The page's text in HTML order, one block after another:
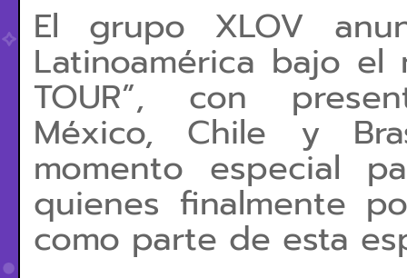
El grupo XLOV
Latinoamérica bajo el
TOUR”, con
México, Chile y
momento especial
quienes finalmente
como parte de esta